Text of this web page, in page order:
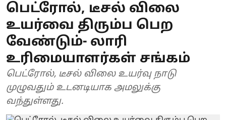
பெட்ரோல், டீசல் விலை
உயர்வை திரும்ப பெற
வேண்டும்- லாரி
உரிமையாளர்கள் சங்கம்
பெட்ரோல், டீசல் விலை உயர்வு நாடு
முழுவதும் உடனடியாக அமலுக்கு
வந்துள்ளது.